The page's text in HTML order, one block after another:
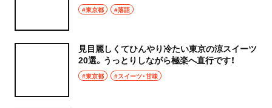
#東京都 #落語
見目麗しくてひんやり冷たい東京の涼スイーツ
20選。うっとりしながら極楽へ直行です！
#東京都 #スイーツ・甘味